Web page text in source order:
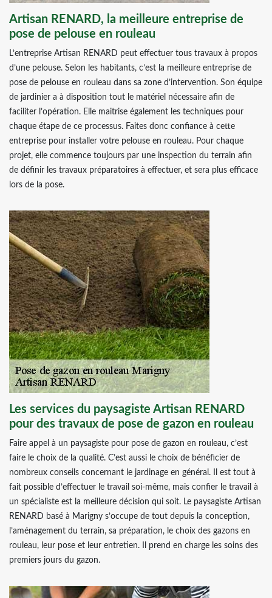
Artisan RENARD, la meilleure entreprise de
pose de pelouse en rouleau
L’entreprise Artisan RENARD peut effectuer tous travaux à propos
d’une pelouse. Selon les habitants, c’est la meilleure entreprise de
pose de pelouse en rouleau dans sa zone d’intervention. Son équipe
de jardinier a à disposition tout le matériel nécessaire afin de
faciliter l’opération. Elle maitrise également les techniques pour
chaque étape de ce processus. Faites donc confiance à cette
entreprise pour installer votre pelouse en rouleau. Pour chaque
projet, elle commence toujours par une inspection du terrain afin
de définir les travaux préparatoires à effectuer, et sera plus efficace
lors de la pose.
Les services du paysagiste Artisan RENARD
pour des travaux de pose de gazon en rouleau
Faire appel à un paysagiste pour pose de gazon en rouleau, c’est
faire le choix de la qualité. C’est aussi le choix de bénéficier de
nombreux conseils concernant le jardinage en général. Il est tout à
fait possible d’effectuer le travail soi-même, mais confier le travail à
un spécialiste est la meilleure décision qui soit. Le paysagiste Artisan
RENARD basé à Marigny s’occupe de tout depuis la conception,
l’aménagement du terrain, sa préparation, le choix des gazons en
rouleau, leur pose et leur entretien. Il prend en charge les soins des
premiers jours du gazon.